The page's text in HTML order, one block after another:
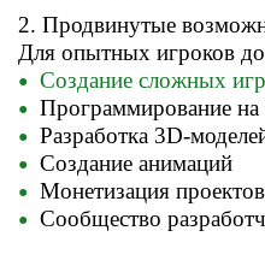
2. Продвинутые
Для опытных игроков
Создание сложных
Программирование на
Разработка 3D-
Создание анимаций
Монетизация проектов
Сообщество